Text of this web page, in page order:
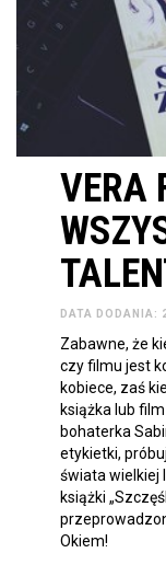
VERA
DATA DODANIA:
Zabawne, że
czy filmu jest
kobiece, zaś
książka lub
bohaterka
etykietki,
świata wielkiej
książki
Okiem!